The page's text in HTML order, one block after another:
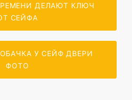
ДЕЛАЮТ КЛЮЧ
СЕЙФА
У СЕЙФ ДВЕРИ
ФОТО